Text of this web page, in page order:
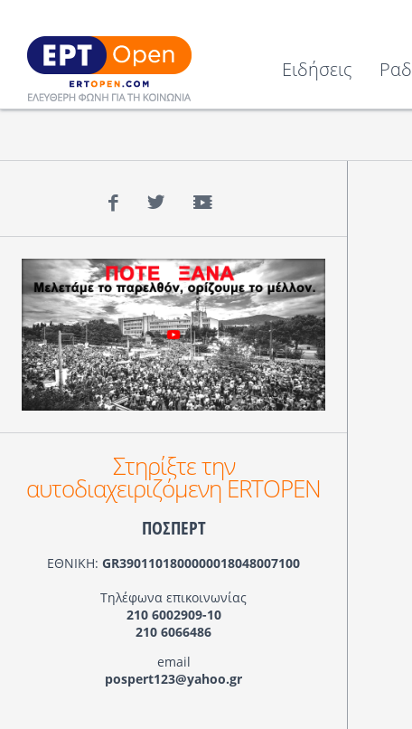
Ειδήσεις
Facebook
TwitterYouTube
Στηρίξτε την
αυτοδιαχειριζόμενη ERTOPEN
ΠΟΣΠΕΡΤ
ΕΘΝΙΚΗ: GR3901101800000018048007100
Τηλέφωνα επικοινωνίας
210 6002909-10
210 6066486
email
pospert123@yahoo.gr